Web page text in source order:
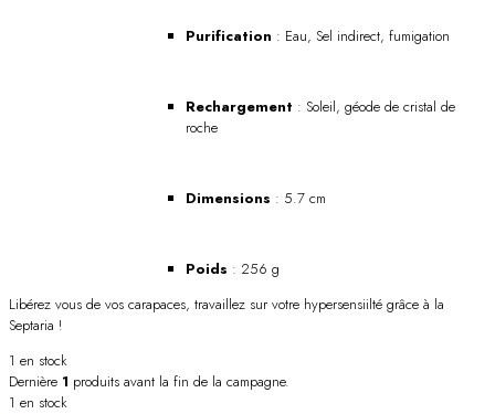
Purification : Eau, Sel indirect, fumigation
Rechargement : Soleil, géode de cristal de
roche
Dimensions : 5.7 cm
Poids : 256 g
Libérez vous de vos carapaces, travaillez sur votre hypersensiilté grâce à la
Septaria !
1 en stock
Dernière 1 produits avant la fin de la campagne.
1 en stock